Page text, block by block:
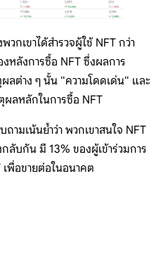
กเขาได้สำรวจผู้ใช้ NFT กว่า
หลังการซื้อ NFT ซึ่งผลการ
ผลต่าง ๆ นั้น "ความโดดเด่น" และ
ผลหลักในการซื้อ NFT
มเน้นย้ำว่า พวกเขาสนใจ NFT
ลับกัน มี 13% ของผู้เข้าร่วมการ
เพื่อขายต่อในอนาคต